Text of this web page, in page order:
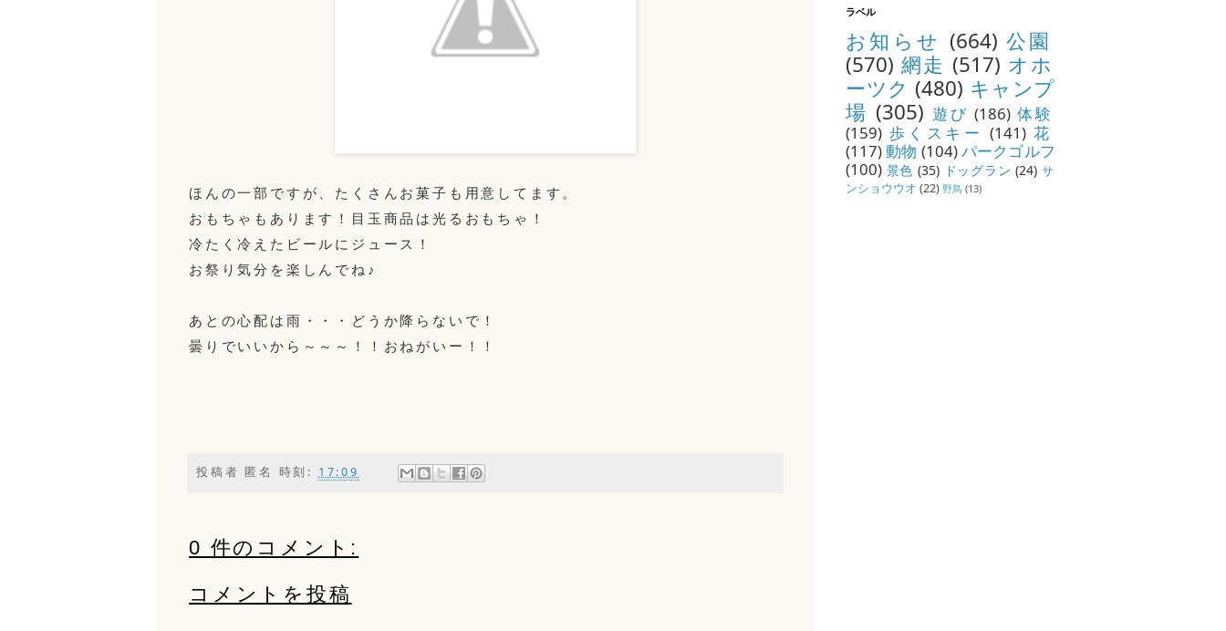
ほんの一部ですが、たくさんお菓子も用意してます。
おもちゃもあります！目玉商品は光るおもちゃ！
冷たく冷えたビールにジュース！
お祭り気分を楽しんでね♪
あとの心配は雨・・・どうか降らないで！
曇りでいいから～～～！！おねがいー！！
投稿者 匿名 時刻: 17:09
0 件のコメント:
コメントを投稿
ラベル
お知らせ (664) 公園
(570) 網走 (517) オホ
ーツク (480) キャンプ
場 (305) 遊び (186) 体験
(159) 歩くスキー (141) 花
(117)動物 (104)パークゴルフ
(100) 景色 (35) ドッグラン (24) サ
ンショウウオ (22) 野鳥 (13)